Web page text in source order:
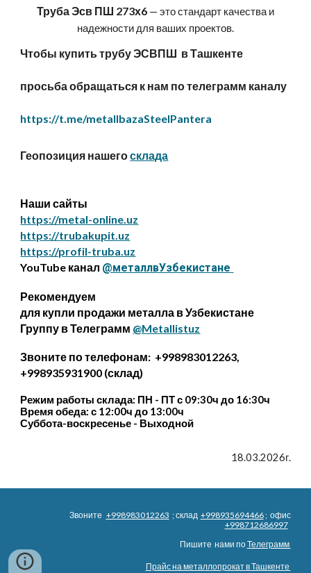
Труба Эсв ПШ 273х6 — это стандарт качества и
надежности для ваших проектов.
Чтобы купить трубу ЭСВПШ в Ташкенте
просьба обращаться к нам по телеграмм каналу
https://t.me/metallbazaSteelPantera
Геопозиция нашегосклада
Наши сайты
https://metal-online.uz
https://trubakupit.uz
https://profil-truba.uz
YouTube канал @металлвУзбекистане
Рекомендуем
для купли продажи металла в Узбекистане
Группу в Телеграмм @Metallistuz
Звоните по телефонам: +998983012263,
+998935931900 (склад)
Режим работы склада: ПН - ПТ с 09:30ч до 16:30ч
Время обеда: с 12:00ч до 13:00ч
Суббота-воскресенье - Выходной
18.03.2026г.
Звоните +998983012263 ; склад +998935694466; офис
+998712686997
Пишите нами поТелеграмм
Прайс на металлопрокат в Ташкенте